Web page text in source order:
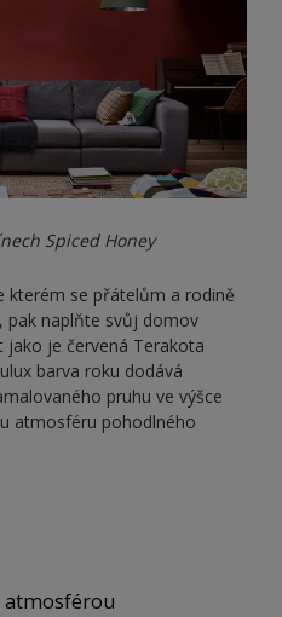
Spiced Honey
kterém se přátelům a rodině
pak naplňte svůj domov
je červená Terakota
barva roku dodává
pruhu ve výšce
atmosféru pohodlného
atmosférou